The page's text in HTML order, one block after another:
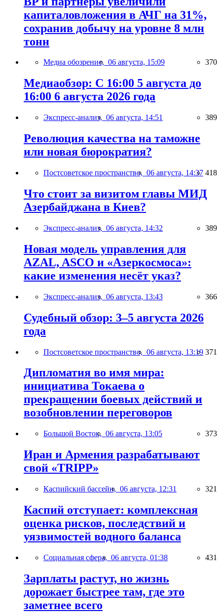
капиталовложения в АЧГ на 31%,
сохранив добычу на уровне 8 млн
тонн
Медиа обозрение, 06 августа, 15:09 370
Медиаобзор: С 16:00 5 августа до
16:00 6 августа 2026 года
Экспресс-анализ, 06 августа, 14:51 389
Революция качества на таможне
или новая бюрократия?
Постсоветское пространство, 06 августа, 14:37 418
Что стоит за визитом главы МИД
Азербайджана в Киев?
Экспресс-анализ, 06 августа, 14:32 389
Новая модель управления для
AZAL, ASCO и «Азеркосмоса»:
какие изменения несёт указ?
Экспресс-анализ, 06 августа, 13:43 366
Судебный обзор: 3–5 августа 2026
года
Постсоветское пространство, 06 августа, 13:19 371
Дипломатия во имя мира:
инициатива Токаева о
прекращении боевых действий и
возобновлении переговоров
Большой Восток, 06 августа, 13:05 373
Иран и Армения разрабатывают
свой «TRIPP»
Каспийский бассейн, 06 августа, 12:31 321
Каспий отступает: комплексная
оценка рисков, последствий и
уязвимостей водного баланса
Социальная сфера, 06 августа, 01:38 431
Зарплаты растут, но жизнь
дорожает быстрее там, где это
заметнее всего